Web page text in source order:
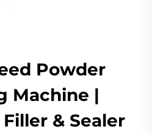
Powder
Machine |
& Sealer